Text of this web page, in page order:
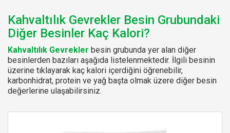
Kahvaltılık Gevrekler Besin Grubundaki
Diğer Besinler Kaç Kalori?
Kahvaltılık Gevrekler besin grubunda yer alan diğer
besinlerden bazıları aşağıda listelenmektedir. İlgili besinin
üzerine tıklayarak kaç kalori içerdiğini öğrenebilir,
karbonhidrat, protein ve yağ başta olmak üzere diğer besin
değerlerine ulaşabilirsiniz.